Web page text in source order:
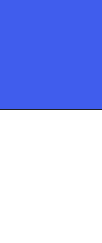
• Minden jog fenntartva!